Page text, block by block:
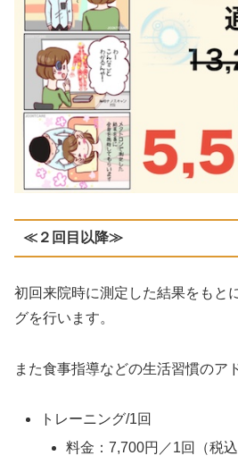
≪２回目以降≫
初回来院時に測定した結果をもと
グを行います。
また食事指導などの生活習慣のア
トレーニング/1回
料金：7,700円／1回（税込